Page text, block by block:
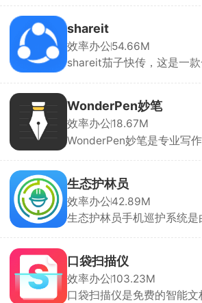
即可完成设计作品，无需专
能，随时随地轻松搞定工作
的PPT模板和素材，用户只
图，即可迅速生成所需作品
记、文章配图、热点追踪图
shareit
效率办公54.66M
shareit茄子快传，这是一款
大小限制，支持超大文件传
时选择多个文件或文件夹进
幅提升效率，成为全球数亿
活和工作中不可或缺的文件
WonderPen妙笔
效率办公18.67M
WonderPen妙笔是专业写
灵感。本地每15分钟自动备
快照回滚，也可通过官方云
OneDrive等第三方同步。界
广告，可切换明亮/夜间主
生态护林员
效率办公42.89M
生态护林员手机巡护系统是
用，软件内提供了GPS定位
以及实时通讯等多种功能，
境下的巡护工作，有效的提
工作效率，做好保护森林的
口袋扫描仪
效率办公103.23M
口袋扫描仪是免费的智能文